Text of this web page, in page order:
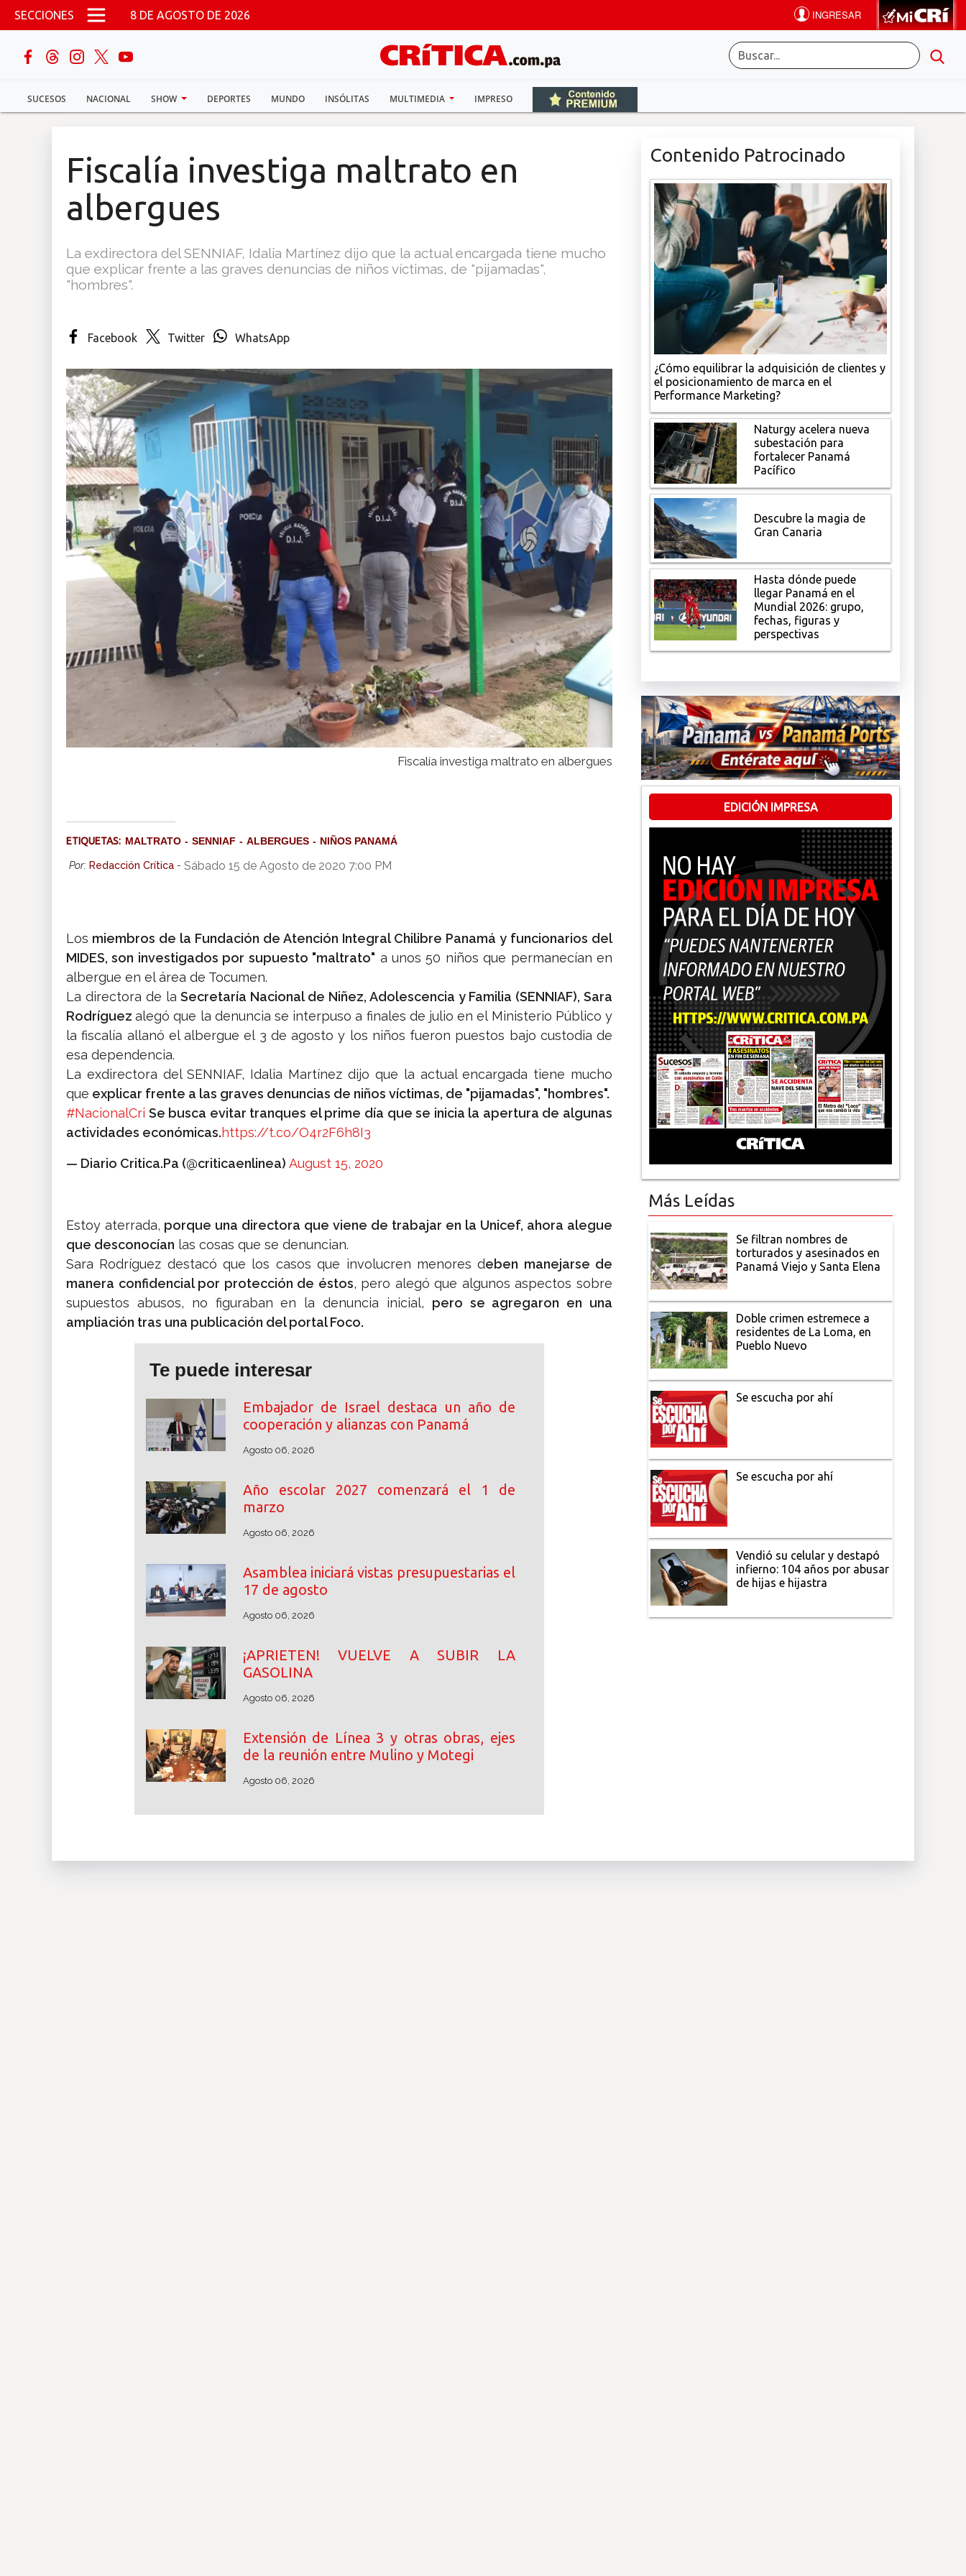
Pasar al contenido principal
SECCIONES 8 DE AGOSTO DE 2026
SUCESOS NACIONAL SHOW DEPORTES MUNDO INSÓLITAS MULTIMEDIA IMPRESO
buscar
Sucesos
Multimedia
Fiscalía investiga maltrato en
albergues
La exdirectora del SENNIAF, Idalia Martínez dijo que la actual encargada tiene mucho
que explicar frente a las graves denuncias de niños víctimas, de "pijamadas",
"hombres".
Facebook Twitter WhatsApp
Fiscalía investiga maltrato en albergues
ETIQUETAS: MALTRATO SENNIAF ALBERGUES NIÑOS PANAMÁ
Por: Redacción Crítica - Sábado 15 de Agosto de 2020 7:00 PM
Los miembros de la Fundación de Atención Integral Chilibre Panamá y funcionarios del
MIDES, son investigados por supuesto "maltrato" a unos 50 niños que permanecían en
albergue en el área de Tocumen.
La directora de laSecretaría Nacional de Niñez, Adolescencia y Familia (SENNIAF), Sara
Rodríguezalegó que la denuncia se interpuso a finales de julio en el Ministerio Público y
la fiscalía allanó el albergue el 3 de agosto y los niños fueron puestos bajo custodia de
esa dependencia.
La exdirectora del SENNIAF, Idalia Martínez dijo que la actual encargada tiene mucho
que explicar frente a las graves denuncias de niños víctimas, de "pijamadas", "hombres".
#NacionalCri Se busca evitar tranques el prime día que se inicia la apertura de algunas
actividades económicas.https://t.co/O4r2F6h8I3
— Diario Critica.Pa (@criticaenlinea) August 15, 2020
Estoy aterrada, porque una directora que viene de trabajar en la Unicef, ahora alegue
que desconocían las cosas que se denuncian.
Sara Rodríguez destacó que los casos que involucren menores deben manejarse de
manera confidencial por protección de éstos, pero alegó que algunos aspectos sobre
supuestos abusos, no figuraban en la denuncia inicial, pero se agregaron en una
ampliación tras una publicación del portal Foco.
Te puede interesar
Embajador de Israel destaca un año de
cooperación y alianzas con Panamá
Agosto 06, 2026
Año escolar 2027 comenzará el 1 de
marzo
Agosto 06, 2026
Asamblea iniciará vistas presupuestarias el
17 de agosto
Agosto 06, 2026
¡APRIETEN! VUELVE A SUBIR LA
GASOLINA
Agosto 06, 2026
Extensión de Línea 3 y otras obras, ejes
de la reunión entre Mulino y Motegi
Agosto 06, 2026
Contenido Patrocinado
¿Cómo equilibrar la adquisición de clientes y
el posicionamiento de marca en el
Performance Marketing?
Naturgy acelera nueva
subestación para
fortalecer Panamá
Pacífico
Descubre la magia de
Gran Canaria
Hasta dónde puede
llegar Panamá en el
Mundial 2026: grupo,
fechas, figuras y
perspectivas
EDICIÓN IMPRESA
Más Leídas
Se filtran nombres de
torturados y asesinados en
Panamá Viejo y Santa Elena
Doble crimen estremece a
residentes de La Loma, en
Pueblo Nuevo
Se escucha por ahí
Se escucha por ahí
Vendió su celular y destapó
infierno: 104 años por abusar
de hijas e hijastra